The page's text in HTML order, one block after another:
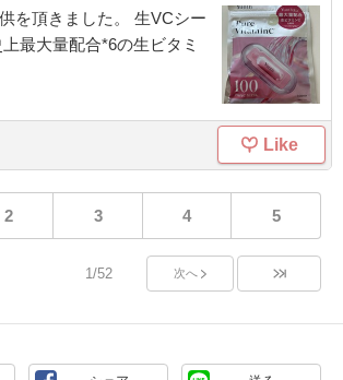
を頂きました。 生VCシー
上最大量配合*6の生ビタミ
Like
2 3 4 5
1/52 次へ